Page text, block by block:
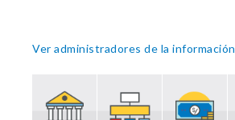
Ver administradores de la información